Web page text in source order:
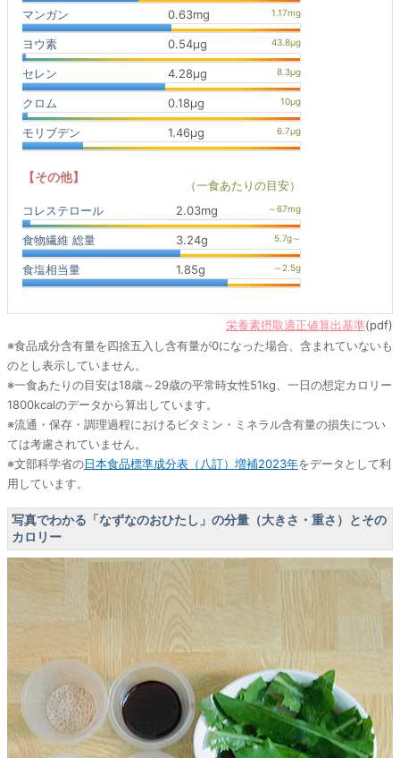
マンガン 0.63mg
ヨウ素 0.54μg
セレン 4.28μg
クロム 0.18μg
モリブデン 1.46μg
【その他】
（一食あたりの目安）
コレステロール
2.03mg
食物繊維 総量 3.24g
食塩相当量 1.85g
栄養素摂取適正値算出基準(pdf)
※食品成分含有量を四捨五入し含有量が0になった場合、含まれていないも
のとし表示していません。
※一食あたりの目安は18歳～29歳の平常時女性51kg、一日の想定カロリー
1800kcalのデータから算出しています。
※流通・保存・調理過程におけるビタミン・ミネラル含有量の損失につい
ては考慮されていません。
※文部科学省の日本食品標準成分表（八訂）増補2023年をデータとして利
用しています。
写真でわかる「なずなのおひたし」の分量（大きさ・重さ）とその
カロリー